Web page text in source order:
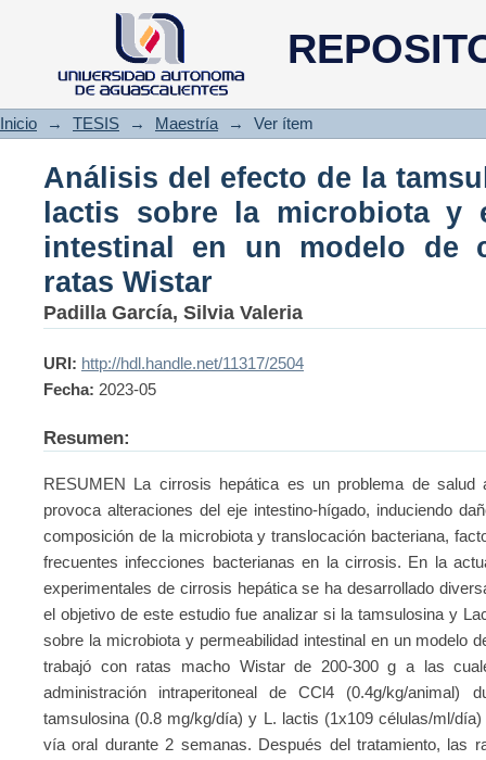
Análisis del efecto de la
microbiota y en la
hepática en ratas Wistar
Inicio → TESIS → Maestría → Ver ítem
Análisis del efecto de la
lactis sobre la microbiota y
intestinal en un modelo de
ratas Wistar
Padilla García, Silvia Valeria
URI: http://hdl.handle.net/11317/2504
Fecha: 2023-05
Resumen:
RESUMEN La cirrosis hepática es un problema de
provoca alteraciones del eje intestino-hígado, induciendo
composición de la microbiota y translocación bacteriana,
frecuentes infecciones bacterianas en la cirrosis. En la
experimentales de cirrosis hepática se ha desarrollado
el objetivo de este estudio fue analizar si la tamsulosina y
sobre la microbiota y permeabilidad intestinal en un modelo
trabajó con ratas macho Wistar de 200-300 g a las
administración intraperitoneal de CCl4 (0.4g/kg/animal)
tamsulosina (0.8 mg/kg/día) y L. lactis (1x109 células/ml/
vía oral durante 2 semanas. Después del tratamiento, las